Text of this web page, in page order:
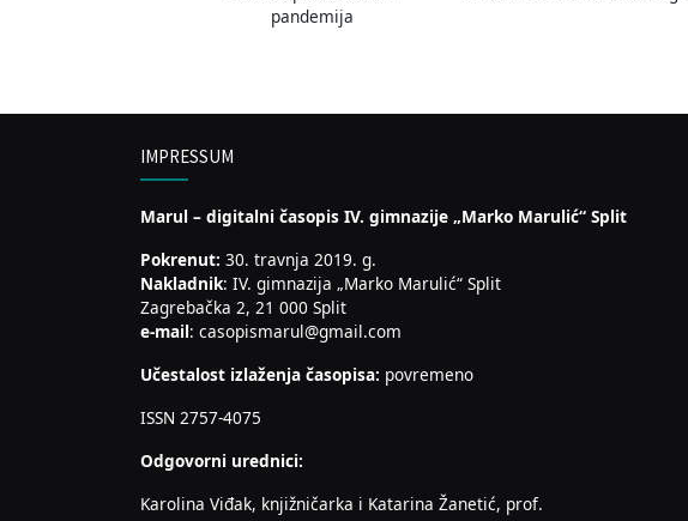
pandemija
IMPRESSUM
Marul – digitalni časopis IV. gimnazije „Marko Marulić“ Split
Pokrenut: 30. travnja 2019. g.
Nakladnik: IV. gimnazija „Marko Marulić“ Split
Zagrebačka 2, 21 000 Split
e-mail: casopismarul@gmail.com
Učestalost izlaženja časopisa: povremeno
ISSN 2757-4075
Odgovorni urednici:
Karolina Viđak, knjižničarka i Katarina Žanetić, prof.